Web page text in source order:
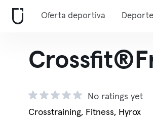
Oferta deportiva
No ratings yet
Crosstraining, Fitness, Hyrox